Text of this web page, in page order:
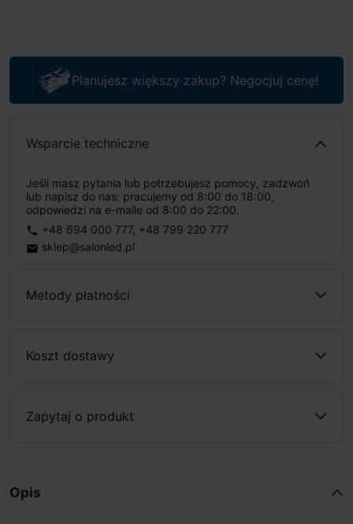
Planujesz większy zakup? Negocjuj cenę!
Wsparcie techniczne
Jeśli masz pytania lub potrzebujesz pomocy, zadzwoń
lub napisz do nas: pracujemy od 8:00 do 18:00,
odpowiedzi na e-maile od 8:00 do 22:00.
phone +48 694 000 777, +48 799 220 777
email sklep@salonled.pl
Metody płatności
Koszt dostawy
Zapytaj o produkt
Opis